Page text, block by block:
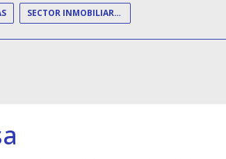
SECTOR INMOBILIARIO